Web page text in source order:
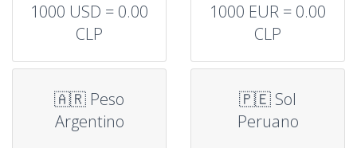
1000 USD = 0.00
CLP
1000 EUR = 0.00
CLP
🇦🇷 Peso
Argentino
🇵🇪 Sol
Peruano